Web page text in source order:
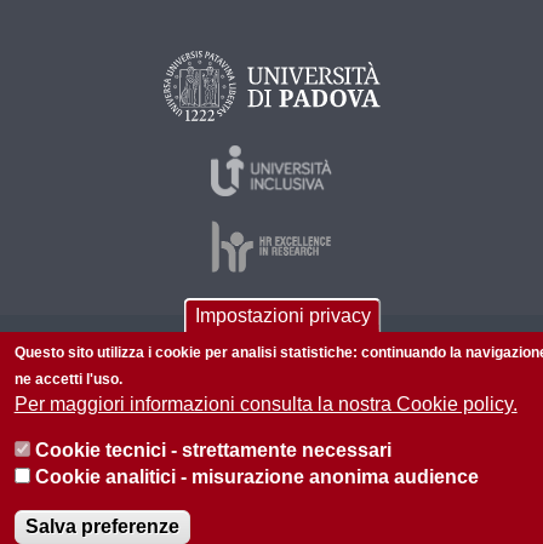
© 2026 Università di Padova - Tutti i diritti riservati
Impostazioni privacy
Questo sito utilizza i cookie per analisi statistiche: continuando la
ne accetti l'uso.
Per maggiori informazioni consulta la nostra Cookie policy.
Cookie tecnici - strettamente necessari
Cookie analitici - misurazione anonima audience
Salva preferenze